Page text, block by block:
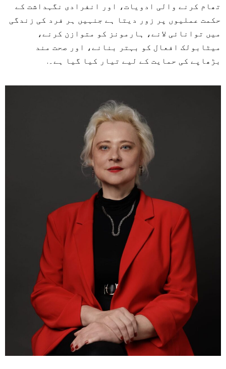
تھام کرنے والی ادویات، اور انفرادی نگہداشت کے
حکمت عملیوں پر زور دیتا ہے جنہیں ہر فرد کی زندگی
میں توانائی لانے، ہارمونز کو متوازن کرنے،
میٹابولک افعال کو بہتر بنانے، اور صحت مند
بڑھاپے کی حمایت کے لیے تیار کیا گیا ہے۔.